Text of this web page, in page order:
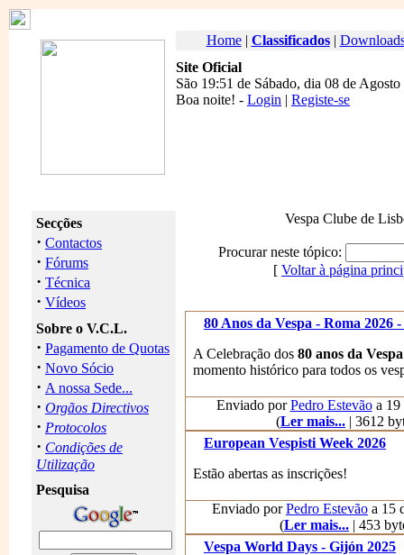
Home| Classificados|
Site Oficial
São 19:51 de Sábado, dia 08 de
Boa noite! - Login | Registe-se
Secções
· Contactos
· Fórums
· Técnica
· Vídeos
Sobre o V.C.L.
· Pagamento de Quotas
· Novo Sócio
· A nossa Sede...
· Orgãos Directivos
· Protocolos
· Condições de
Utilização
Pesquisa
Vespa Clube de
Procurar neste tópico:
[ Voltar à página
80 Anos da Vespa - Roma 2026
A Celebração dos 80 anos da Vespa
momento histórico para todos os
Enviado porPedro Estevãoa 19
(Ler mais... | 3612
European Vespisti Week 2026
Estão abertas as inscrições!
Enviado porPedro Estevão a 15
(Ler mais... | 453
Vespa World Days - Gijón 2025